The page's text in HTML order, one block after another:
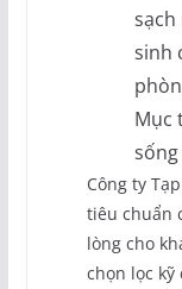
sạch
sinh
Mục
Công ty
tiêu chuẩn
lòng cho
chọn lọc kỹ